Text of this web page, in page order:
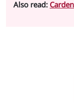
Also read: